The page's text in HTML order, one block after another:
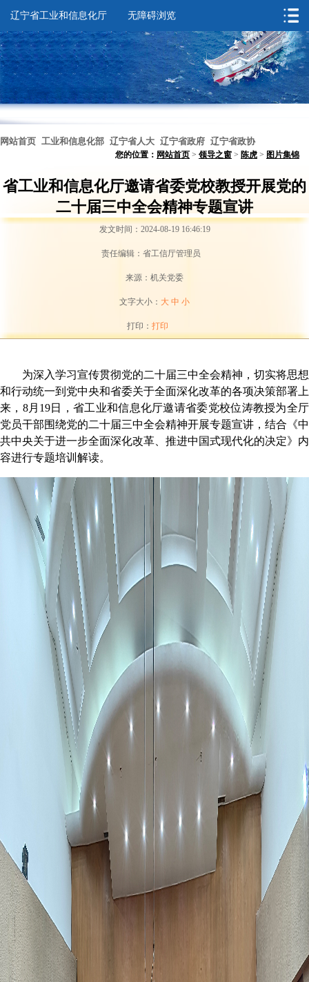
网站首页 工业和信息化部 辽宁省人大 辽宁省政府 辽宁省政协
无障碍浏览
辽宁省工业和信息化厅 无障碍浏览
您的位置： 网站首页 > 领导之窗 > 陈虎 > 图片集锦
省工业和信息化厅邀请省委党校教授开展党的
二十届三中全会精神专题宣讲
发文时间：2024-08-19 16:46:19
责任编辑：省工信厅管理员
来源：机关党委
文字大小： 大 中 小
打印： 打印
为深入学习宣传贯彻党的二十届三中全会精神 ， 切实将思想
和行动统一到党中央和省委关于全面深化改革的各项决策部署上
来， 8月 19日，省工业和信息化厅邀请省委党校位涛教授为全厅
党员干部围绕党的二十届三中全会精神开展专题宣讲，结合《中
共中央关于进一步全面深化改革、推进中国式现代化的决定》内
容进行专题培训解读。